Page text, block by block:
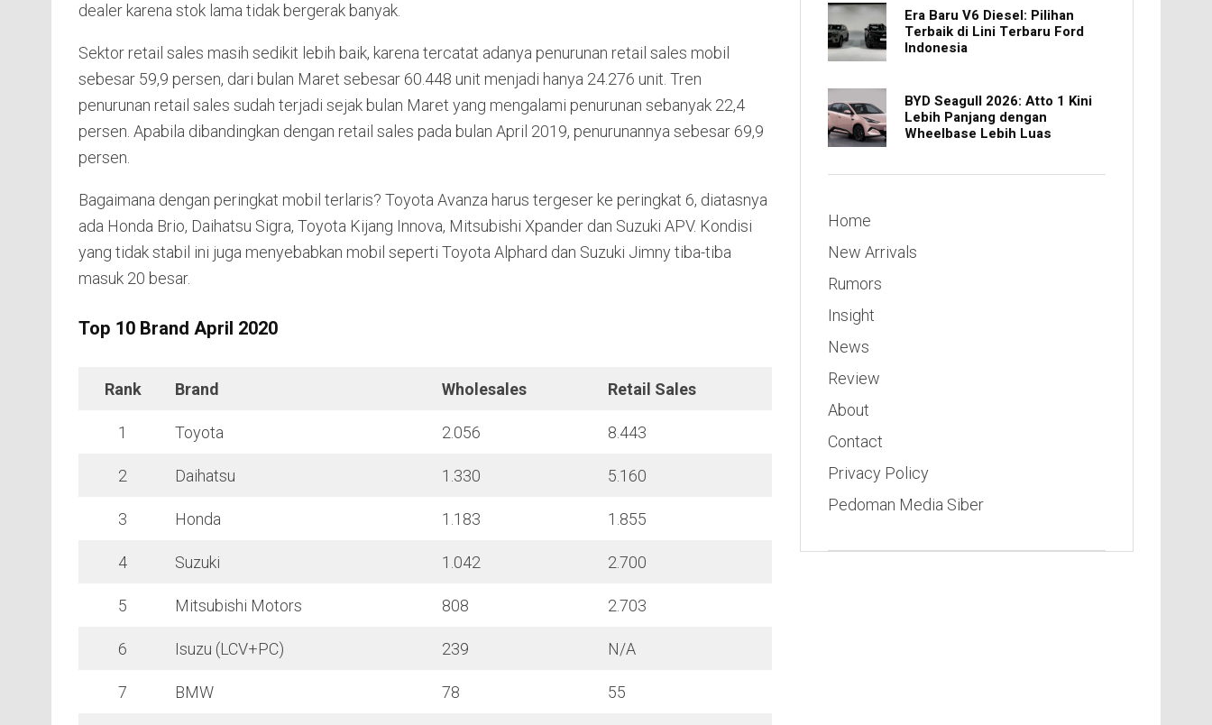
dealer karena stok lama tidak bergerak banyak.
Sektor retail sales masih sedikit lebih baik, karena tercatat adanya penurunan retail sales mobil
sebesar 59,9 persen, dari bulan Maret sebesar 60.448 unit menjadi hanya 24.276 unit. Tren
penurunan retail sales sudah terjadi sejak bulan Maret yang mengalami penurunan sebanyak 22,4
persen. Apabila dibandingkan dengan retail sales pada bulan April 2019, penurunannya sebesar 69,9
persen.
Bagaimana dengan peringkat mobil terlaris? Toyota Avanza harus tergeser ke peringkat 6, diatasnya
ada Honda Brio, Daihatsu Sigra, Toyota Kijang Innova, Mitsubishi Xpander dan Suzuki APV. Kondisi
yang tidak stabil ini juga menyebabkan mobil seperti Toyota Alphard dan Suzuki Jimny tiba-tiba
masuk 20 besar.
Top 10 Brand April 2020
Rank Brand Wholesales Retail Sales
1 Toyota 2.056 8.443
2 Daihatsu 1.330 5.160
3 Honda 1.183 1.855
4 Suzuki 1.042 2.700
5 Mitsubishi Motors 808 2.703
6 Isuzu (LCV+PC) 239 N/A
7 BMW 78 55
Era Baru V6 Diesel: Pilihan
Terbaik di Lini Terbaru Ford
Indonesia
BYD Seagull 2026: Atto 1 Kini
Lebih Panjang dengan
Wheelbase Lebih Luas
Home
New Arrivals
Rumors
Insight
News
Review
About
Contact
Privacy Policy
Pedoman Media Siber